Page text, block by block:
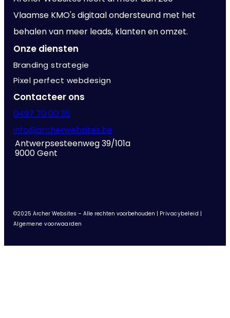
Vlaamse KMO's digitaal ondersteund met het
behalen van meer leads, klanten en omzet.
Onze diensten
Branding strategie
Pixel perfect webdesign
Contacteer ons
0497 70 00 36
info@archerwebsites.be
Antwerpsesteenweg 39/101a
9000 Gent
©2025 Archer Websites – Alle rechten voorbehouden | Privacybeleid |
Algemene voorwaarden